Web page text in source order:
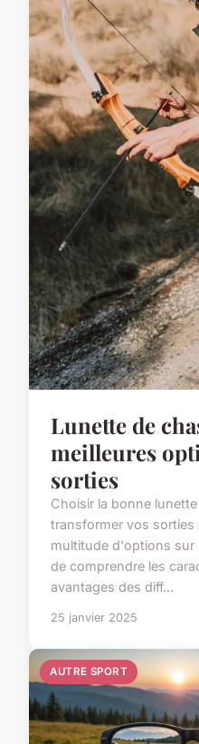
Lunette de
meilleures
sorties
Choisir la bonne
transformer vos sorties
multitude d'options sur
de comprendre les
avantages des diff...
25 janvier 2025
AUTRE SPORT